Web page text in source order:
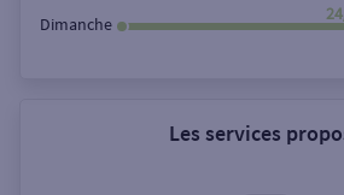
Dimanche
Les services